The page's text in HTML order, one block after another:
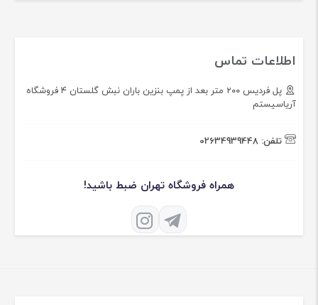
اطلاعات تماس
پل فردیس ۲۰۰ متر بعد از پمپ بنزین باران نبش گلستان ۴ فروشگاه
آریاسیستم
تلفن: 02634939448
همراه فروشگاه تهران ضبط باشید!